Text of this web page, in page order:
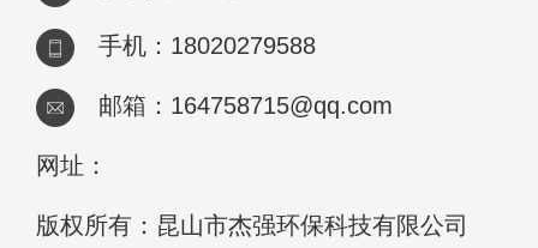
手机：18020279588
邮箱：164758715@qq.com
网址：
版权所有：昆山市杰强环保科技有限公司